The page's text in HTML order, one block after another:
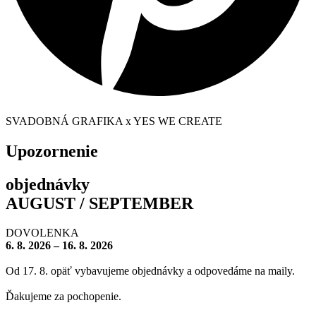
SVADOBNÁ GRAFIKA x YES WE CREATE
Upozornenie
objednávky
AUGUST / SEPTEMBER
DOVOLENKA
6. 8. 2026 – 16. 8. 2026
Od 17. 8. opäť vybavujeme objednávky a odpovedáme na maily.
Ďakujeme za pochopenie.